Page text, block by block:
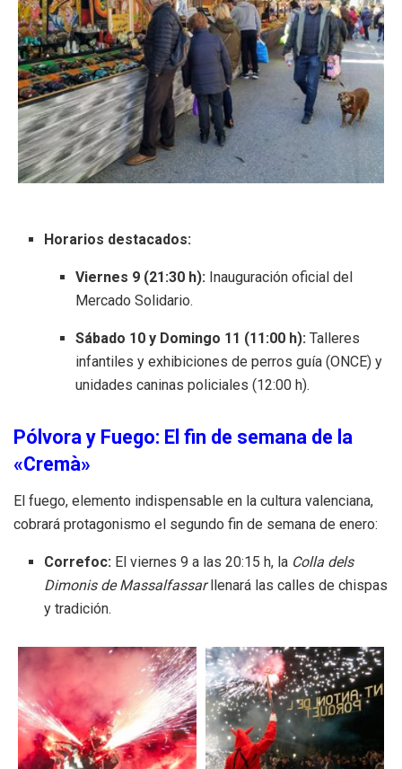
Horarios destacados:
Viernes 9 (21:30 h): Inauguración oficial del
Mercado Solidario.
Sábado 10 y Domingo 11 (11:00 h): Talleres
infantiles y exhibiciones de perros guía (ONCE) y
unidades caninas policiales (12:00 h).
Pólvora y Fuego: El fin de semana de la
«Cremà»
El fuego, elemento indispensable en la cultura valenciana,
cobrará protagonismo el segundo fin de semana de enero:
Correfoc: El viernes 9 a las 20:15 h, la Colla dels
Dimonis de Massalfassarllenará las calles de chispas
y tradición.